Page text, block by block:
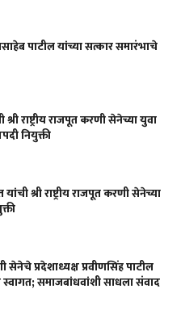
पाटील यांच्या सत्कार समारंभाचे
राष्ट्रीय राजपूत करणी सेनेच्या युवा
नियुक्ती
श्री राष्ट्रीय राजपूत करणी सेनेच्या
सेनेचे प्रदेशाध्यक्ष प्रवीणसिंह पाटील
समाजबांधवांशी साधला संवाद